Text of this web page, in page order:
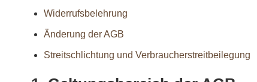
Widerrufsbelehrung
Änderung der AGB
Streitschlichtung und Verbraucherstreitbeilegung